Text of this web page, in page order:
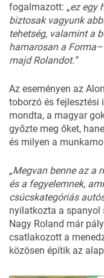
fogalmazott: „ez egy
biztosak vagyunk
tehetség, valamint a
hamarosan a
majd Rolandot.”
Az eseményen az
toborzó és fejlesztési
mondta, a magyar
győzte meg őket,
és milyen a
„Megvan benne az a
és a fegyelemnek,
csúcskategóriás
nyilatkozta a spanyol
Nagy Roland már
csatlakozott a
közösen építik az